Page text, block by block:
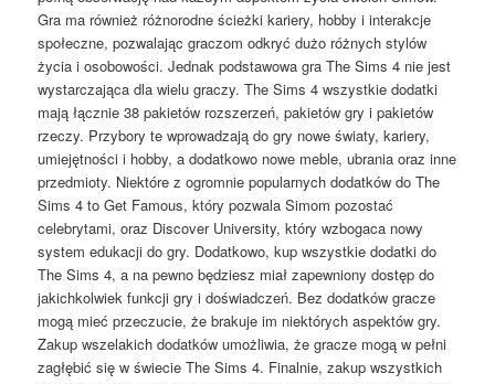
Gra ma również różnorodne ścieżki kariery, hobby i interakcje
społeczne, pozwalając graczom odkryć dużo różnych stylów
życia i osobowości. Jednak podstawowa gra The Sims 4 nie jest
wystarczająca dla wielu graczy. The Sims 4 wszystkie dodatki
mają łącznie 38 pakietów rozszerzeń, pakietów gry i pakietów
rzeczy. Przybory te wprowadzają do gry nowe światy, kariery,
umiejętności i hobby, a dodatkowo nowe meble, ubrania oraz inne
przedmioty. Niektóre z ogromnie popularnych dodatków do The
Sims 4 to Get Famous, który pozwala Simom pozostać
celebrytami, oraz Discover University, który wzbogaca nowy
system edukacji do gry. Dodatkowo, kup wszystkie dodatki do
The Sims 4, a na pewno będziesz miał zapewniony dostęp do
jakichkolwiek funkcji gry i doświadczeń. Bez dodatków gracze
mogą mieć przeczucie, że brakuje im niektórych aspektów gry.
Zakup wszelakich dodatków umożliwia, że gracze mogą w pełni
zagłębić się w świecie The Sims 4. Finalnie, zakup wszystkich